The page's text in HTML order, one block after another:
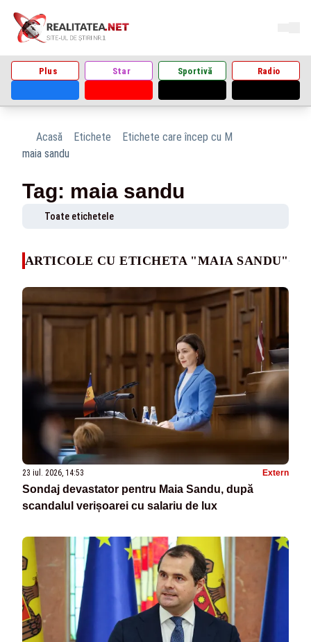
Plus Star Sportivă Radio
Acasă Etichete
Etichete care încep cu M
maia sandu
Tag: maia sandu
Toate etichetele
ARTICOLE CU ETICHETA "MAIA SANDU"
23 iul. 2026, 14:53 Extern
Sondaj devastator pentru Maia Sandu, după
scandalul verișoarei cu salariu de lux